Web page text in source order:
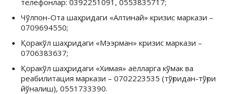
телефонлар: 0392251091, 0553835717;
Чўлпон-Ота шаҳридаги «Алтинай» кризис маркази –
0709694550;
Қоракўл шаҳридаги «Мээрман» кризис маркази –
0706383637;
Қоракўл шаҳридаги «Химая» аёлларга кўмак ва
реабилитация маркази – 0702223535 (тўғридан-тўғри
йўналиш), 0551733390.